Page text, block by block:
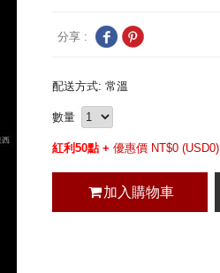
分享 :
配送方式: 常溫
數量
紅利50點 + 優惠價 NT$0 (USD0)
加入購物車